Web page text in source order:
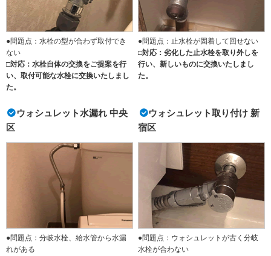
●問題点：水栓の型が合わず取付でき
ない
□対応：水栓自体の交換をご提案を行
い、取付可能な水栓に交換いたしまし
た。
●問題点：止水栓が固着して回せない
□対応：劣化した止水栓を取り外しを
行い、新しいものに交換いたしまし
た。
ウォシュレット水漏れ 中央
区
●問題点：分岐水栓、給水管から水漏
れがある
ウォシュレット取り付け 新
宿区
●問題点：ウォシュレットが古く分岐
水栓が合わない